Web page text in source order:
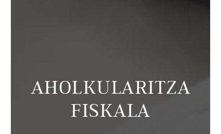
AHOLKULARITZA
FISKALA